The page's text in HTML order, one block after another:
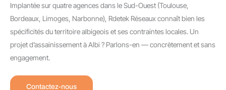
Implantée sur quatre agences dans le Sud-Ouest (Toulouse,
Bordeaux, Limoges, Narbonne), Rdetek Réseaux connaît bien les
spécificités du territoire albigeois et ses contraintes locales. Un
projet d’assainissement à Albi ? Parlons-en — concrètement et sans
engagement.
Contactez-nous